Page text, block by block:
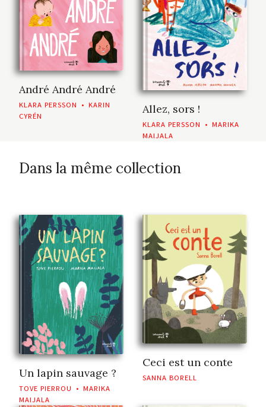
André André André
KLARA PERSSON • KARIN
CYRÉN
Allez, sors !
KLARA PERSSON • MARIKA
MAIJALA
Dans la même collection
Un lapin sauvage ?
TOVE PIERROU • MARIKA
MAIJALA
Ceci est un conte
SANNA BORELL